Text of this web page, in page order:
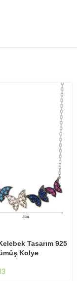
Tasarım 925
Kolye